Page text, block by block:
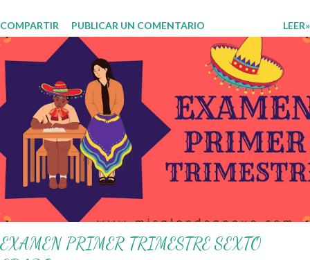
genérico y no está diferenciado por niveles educativos. Desde la
flexibilidad en la que se concibe el CTE y en correspondencia con la
Nueva Escuela Mexicana, se propone que el colectivo docente tome
decisiones sobre su organización, la gestión del tiempo acorde a las
necesidades de la escuela y las acciones que decidan emprender para
apropiarse y resignificar el Plan de Estudio dentro y fuera de este
espacio. En esta Primera Sesión Ordinaria se les invita a que
reflexionen y acuerden posibles acciones a realizar colaborativamente
en la escuela y con la comunidad, a fin de atender las problemáticas
identificadas. Compañeros docentes en est...
COMPARTIR PUBLICAR UN COMENTARIO LEER»
EXAMEN PRIMER TRIMESTRE SEXTO